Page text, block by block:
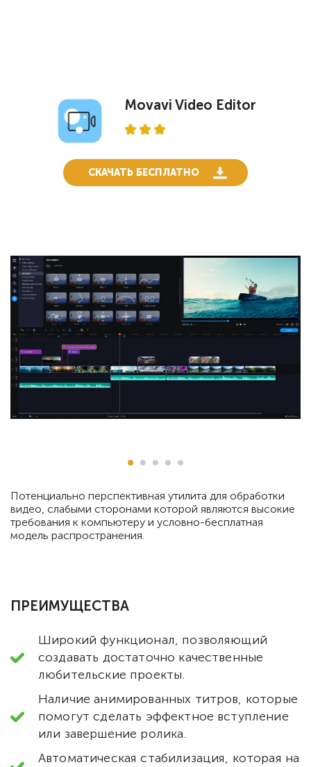
Movavi Video Editor
СКАЧАТЬ БЕСПЛАТНО
Потенциально перспективная утилита для обработки
видео, слабыми сторонами которой являются высокие
требования к компьютеру и условно-бесплатная
модель распространения.
ПРЕИМУЩЕСТВА
Широкий функционал, позволяющий
создавать достаточно качественные
любительские проекты.
Наличие анимированных титров, которые
помогут сделать эффектное вступление
или завершение ролика.
Автоматическая стабилизация, которая на